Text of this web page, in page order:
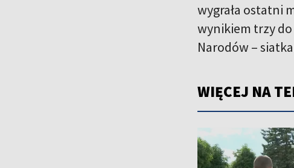
wygrała ostatni
wynikiem trzy do
Narodów –
WIĘCEJ NA